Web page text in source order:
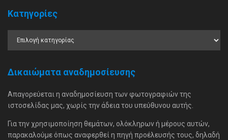
Κατηγορίες
Δικαιώματα αναδημοσίευσης
Απαγορεύεται η αναδημοσίευση των φωτογραφιών της
ιστοσελίδας μας, χωρίς την άδεια του υπεύθυνου αυτής.
Για την χρησιμοποίηση θεμάτων, ολόκληρων ή μέρους αυτών,
παρακαλούμε όπως αναφερθεί η πηγή προέλευσής τους, δηλαδή